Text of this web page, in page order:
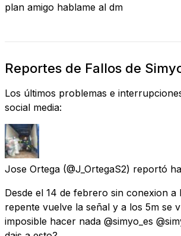
plan amigo hablame al dm
Reportes de Fallos de
Los últimos problemas e
social media:
Jose Ortega (@J_OrtegaS2) reportó
Desde el 14 de febrero sin conexion a
repente vuelve la señal y a los 5m se
imposible hacer nada @simyo_es